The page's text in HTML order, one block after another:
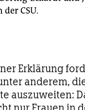
CSU.
Erklärung
anderem,
auszuweiten: